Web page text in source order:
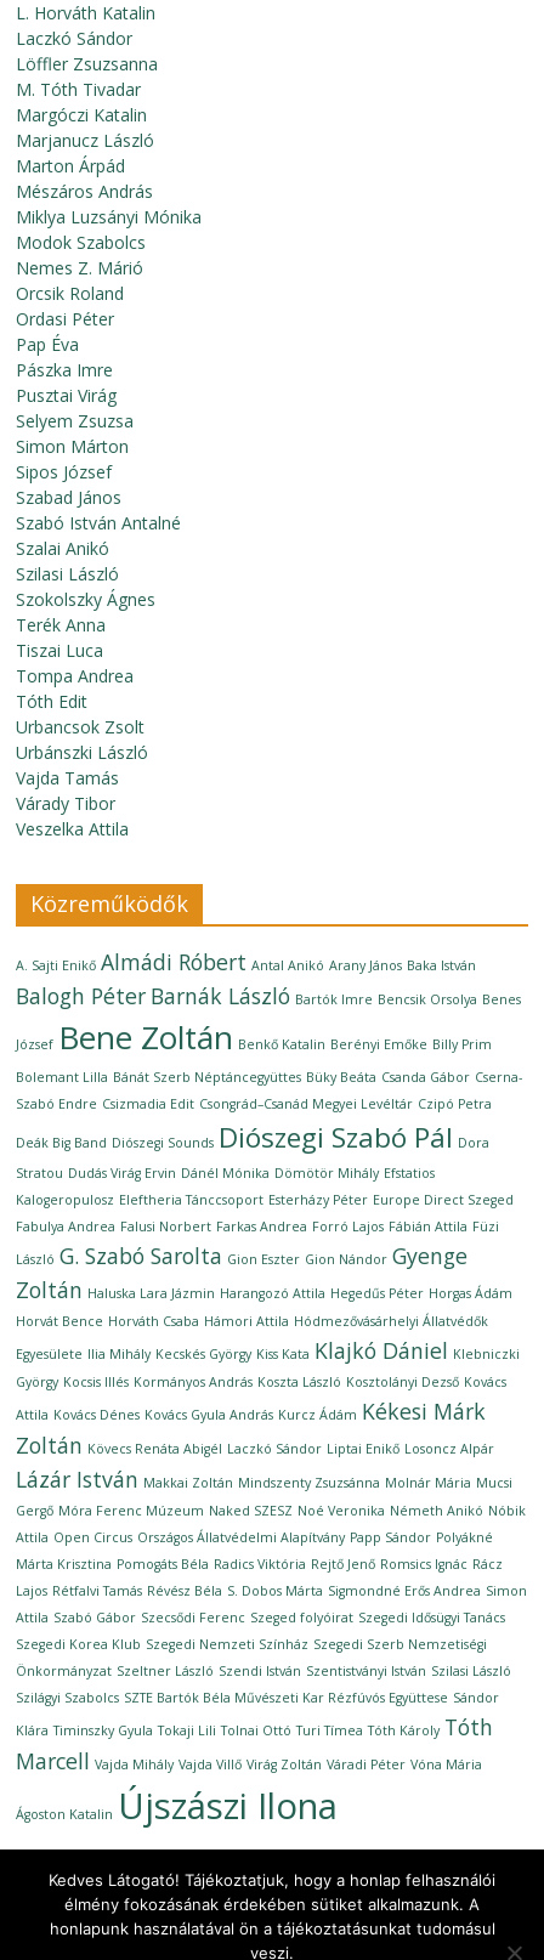
L. Horváth Katalin
Laczkó Sándor
Löffler Zsuzsanna
M. Tóth Tivadar
Margóczi Katalin
Marjanucz László
Marton Árpád
Mészáros András
Miklya Luzsányi Mónika
Modok Szabolcs
Nemes Z. Márió
Orcsik Roland
Ordasi Péter
Pap Éva
Pászka Imre
Pusztai Virág
Selyem Zsuzsa
Simon Márton
Sipos József
Szabad János
Szabó István Antalné
Szalai Anikó
Szilasi László
Szokolszky Ágnes
Terék Anna
Tiszai Luca
Tompa Andrea
Tóth Edit
Urbancsok Zsolt
Urbánszki László
Vajda Tamás
Várady Tibor
Veszelka Attila
Közreműködők
A. Sajti Enikő Almádi Róbert Antal Anikó Arany János Baka István
Balogh Péter Barnák László Bartók Imre Bencsik Orsolya Benes
József Bene Zoltán Benkő Katalin Berényi Emőke Billy Prim
Bolemant Lilla Bánát Szerb Néptáncegyüttes Büky Beáta Csanda Gábor Cserna-
Szabó Endre Csizmadia Edit Csongrád–Csanád Megyei Levéltár Czipó Petra
Deák Big Band Diószegi Sounds Diószegi Szabó Pál Dora
Stratou Dudás Virág Ervin Dánél Mónika Dömötör Mihály Efstatios
Kalogeropulosz Eleftheria Tánccsoport Esterházy Péter Europe Direct Szeged
Fabulya Andrea Falusi Norbert Farkas Andrea Forró Lajos Fábián Attila Füzi
László G. Szabó Sarolta Gion Eszter Gion Nándor Gyenge
Zoltán Haluska Lara Jázmin Harangozó Attila Hegedűs Péter Horgas Ádám
Horvát Bence Horváth Csaba Hámori Attila Hódmezővásárhelyi Állatvédők
Egyesülete Ilia Mihály Kecskés György Kiss Kata Klajkó Dániel Klebniczki
György Kocsis Illés Kormányos András Koszta László Kosztolányi Dezső Kovács
Attila Kovács Dénes Kovács Gyula András Kurcz Ádám Kékesi Márk
Zoltán Kövecs Renáta Abigél Laczkó Sándor Liptai Enikő Losoncz Alpár
Lázár István Makkai Zoltán Mindszenty Zsuzsánna Molnár Mária Mucsi
Gergő Móra Ferenc Múzeum Naked SZESZ Noé Veronika Németh Anikó Nóbik
Attila Open Circus Országos Állatvédelmi Alapítvány Papp Sándor Polyákné
Márta Krisztina Pomogáts Béla Radics Viktória Rejtő Jenő Romsics Ignác Rácz
Lajos Rétfalvi Tamás Révész Béla S. Dobos Márta Sigmondné Erős Andrea Simon
Attila Szabó Gábor Szecsődi Ferenc Szeged folyóirat Szegedi Idősügyi Tanács
Szegedi Korea Klub Szegedi Nemzeti Színház Szegedi Szerb Nemzetiségi
Önkormányzat Szeltner László Szendi István Szentistványi István Szilasi László
Szilágyi Szabolcs SZTE Bartók Béla Művészeti Kar Rézfúvós Együttese Sándor
Klára Timinszky Gyula Tokaji Lili Tolnai Ottó Turi Tímea Tóth Károly Tóth
Marcell Vajda Mihály Vajda Villő Virág Zoltán Váradi Péter Vóna Mária
Ágoston Katalin Újszászi Ilona
Copyright © 2026Ünnepi Könyvhét Szeged, 2020. szeptember
Kedves Látogató! Tájékoztatjuk, hogy a honlap felhasználói
élmény fokozásának érdekében sütiket alkalmazunk. A
honlapunk használatával ön a tájékoztatásunkat tudomásul
veszi.